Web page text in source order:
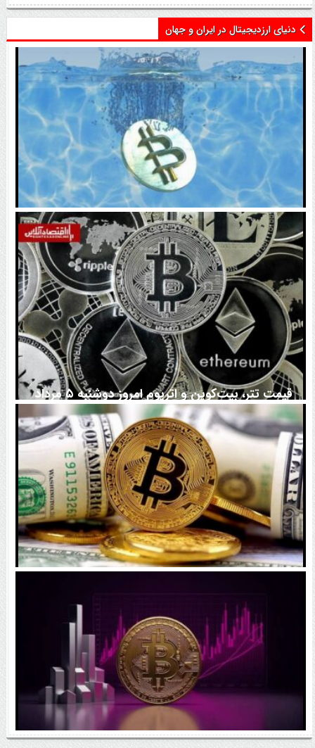
دنیای ارزدیجیتال در ایران و جهان
اتفاق تاریخی در بازار رمزارزها / بیت‌کوین سبز شد
قیمت تتر، بیت‌کوین و اتریوم امروز دوشنبه ۵ مرداد
۱۴۰۵ | بیت‌کوین این مرز را از دست بدهد، همه‌چیز تغییر
می‌کند